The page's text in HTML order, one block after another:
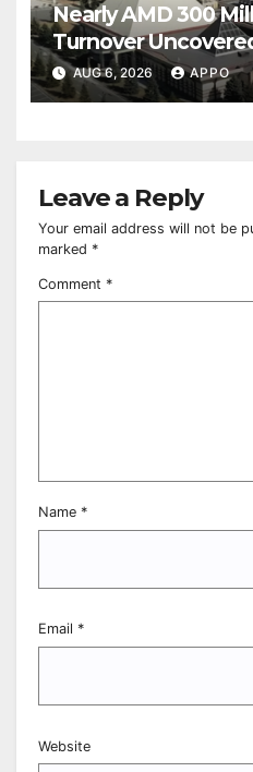
Nearly AMD 300
Turnover
Owned
AUG 6, 2026 APPO
Leave a Reply
Your email address will not be
marked *
Comment *
Name *
Email *
Website